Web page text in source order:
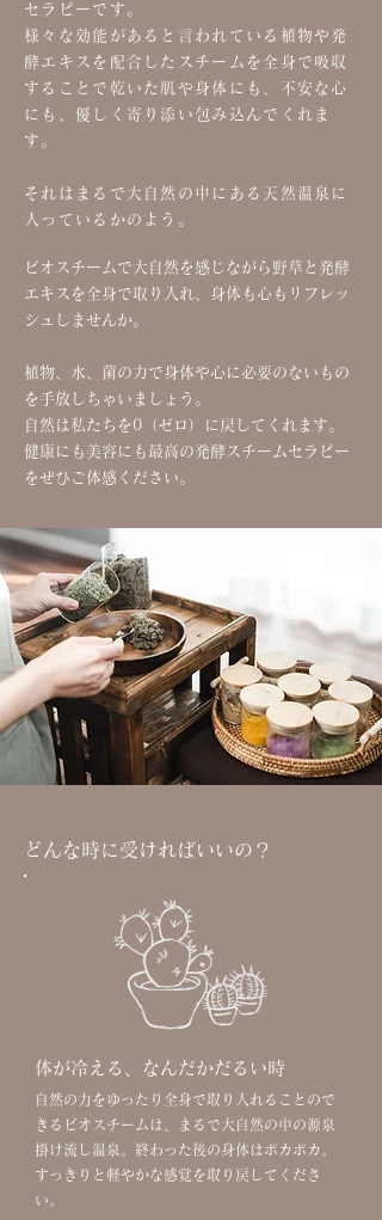
セラピーです。
様々な効能があると言われている植物や発
酵エキスを配合したスチームを全身で吸収
することで乾いた肌や身体にも、不安な心
にも、優しく寄り添い包み込んでくれま
す。
それはまるで大自然の中にある天然温泉に
入っているかのよう。
ビオスチームで大自然を感じながら野草と発酵
エキスを全身で取り入れ、身体も心もリフレッ
シュしませんか。
植物、水、菌の力で身体や心に必要のないもの
を手放しちゃいましょう。
自然は私たちを0（ゼロ）に戻してくれます。
健康にも美容にも最高の発酵スチームセラピー
をぜひご体感ください。
どんな時に受ければいいの？
体が冷える、なんだかだるい時
自然の力をゆったり全身で取り入れることので
きるビオスチームは、まるで大自然の中の源泉
掛け流し温泉。終わった後の身体はポカポカ。
すっきりと軽やかな感覚を取り戻してくださ
い。